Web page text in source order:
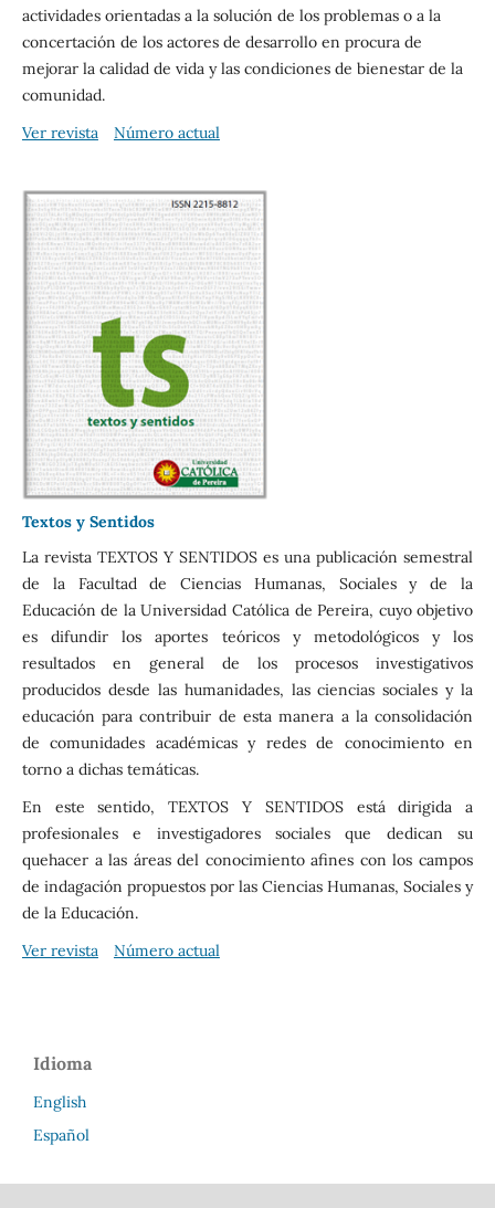
actividades orientadas a la solución de los problemas o a la
concertación de los actores de desarrollo en procura de
mejorar la calidad de vida y las condiciones de bienestar de la
comunidad.
Ver revista
Número actual
Textos y Sentidos
La revista TEXTOS Y SENTIDOS es una publicación semestral
de la Facultad de Ciencias Humanas, Sociales y de la
Educación de la Universidad Católica de Pereira, cuyo objetivo
es difundir los aportes teóricos y metodológicos y los
resultados en general de los procesos investigativos
producidos desde las humanidades, las ciencias sociales y la
educación para contribuir de esta manera a la consolidación
de comunidades académicas y redes de conocimiento en
torno a dichas temáticas.
En este sentido, TEXTOS Y SENTIDOS está dirigida a
profesionales e investigadores sociales que dedican su
quehacer a las áreas del conocimiento afines con los campos
de indagación propuestos por las Ciencias Humanas, Sociales y
de la Educación.
Ver revista
Número actual
Idioma
English
Español